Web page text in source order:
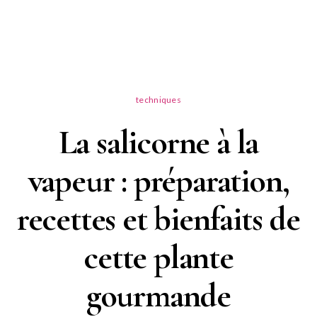
techniques
La salicorne à la
vapeur : préparation,
recettes et bienfaits de
cette plante
gourmande